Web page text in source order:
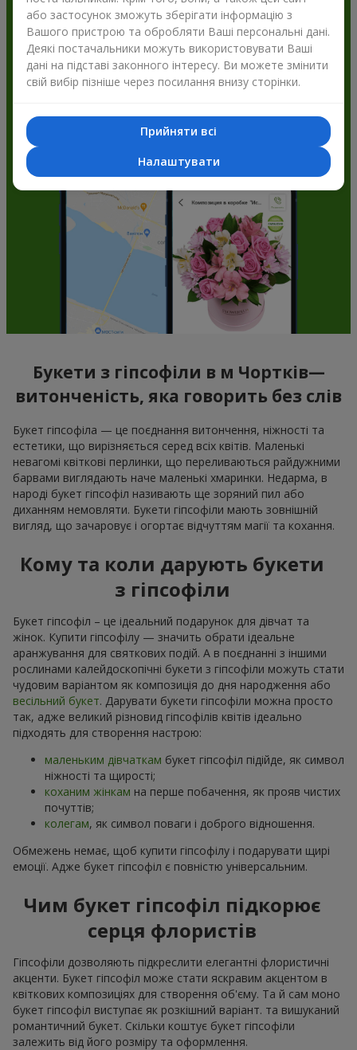
Flowers.ua і отримуйте бонуси
Букети з гіпсофіли в м Чортків—
витонченість, яка говорить без слів
Букет гіпсофіла — це поєднання витончення, ніжності та
естетики, що вирізняється серед всіх квітів. Маленькі
невагомі квіткові перлинки, що переливаються райдужними
барвами виглядають наче маленькі хмаринки. Недарма, в
народі букет гіпсофіл називають ще зоряний пил або
диханням немовляти. Букети гіпсофіли мають зовнішній
вигляд, що зачаровує і огортає відчуттям магії та кохання.
Кому та коли дарують букети
з гіпсофіли
Букет гіпсофіл – це ідеальний подарунок для дівчат та
жінок. Купити гіпсофілу — значить обрати ідеальне
аранжування для святкових подій. А в поєднанні з іншими
рослинами калейдоскопічні букети з гіпсофіли можуть стати
чудовим варіантом як композиція до дня народження або
весільний букет. Дарувати букети гіпсофіли можна просто
так, адже великий різновид гіпсофілів квітів ідеально
підходять для створення настрою:
маленьким дівчаткам букет гіпсофіл підійде, як символ
ніжності та щирості;
коханим жінкам на перше побачення, як прояв чистих
почуттів;
колегам, як символ поваги і доброго відношення.
Обмежень немає, щоб купити гіпсофілу і подарувати щирі
емоції. Адже букет гіпсофіл є повністю універсальним.
Чим букет гіпсофіл підкорює
серця флористів
Гіпсофіли дозволяють підкреслити елегантні флористичні
акценти. Букет гіпсофіл може стати яскравим акцентом в
квіткових композиціях для створення об'єму. Та й сам моно
букет гіпсофіл виступає як розкішний варіант. та вишуканий
романтичний букет. Скільки коштує букет гіпсофіли
залежить від його розміру та оформлення.
або застосунок зможуть зберігати інформацію з
Вашого пристрою та обробляти Ваші персональні дані.
Деякі постачальники можуть використовувати Ваші
дані на підставі законного інтересу. Ви можете змінити
свій вибір пізніше через посилання внизу сторінки.
Прийняти всі
Налаштувати